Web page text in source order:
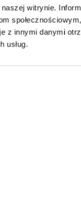
witrynie.
z innymi danymi
usług.